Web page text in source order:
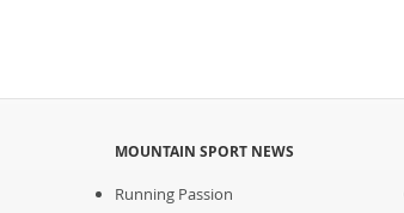
MOUNTAIN SPORT NEWS
Running Passion